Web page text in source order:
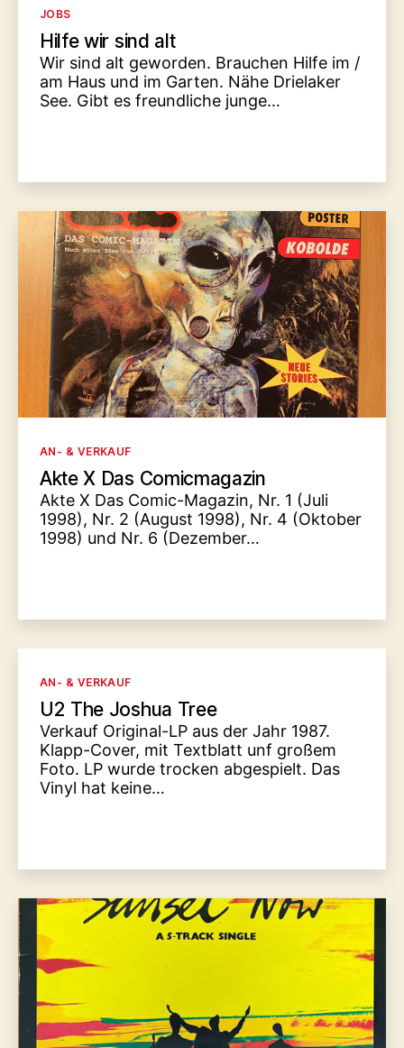
Kategorien
JOBS
Hilfe wir sind alt
Wir sind alt geworden. Brauchen Hilfe im /
am Haus und im Garten. Nähe Drielaker
See. Gibt es freundliche junge…
Kategorien
AN- & VERKAUF
Akte X Das Comicmagazin
Akte X Das Comic-Magazin, Nr. 1 (Juli
1998), Nr. 2 (August 1998), Nr. 4 (Oktober
1998) und Nr. 6 (Dezember…
Kategorien
AN- & VERKAUF
U2 The Joshua Tree
Verkauf Original-LP aus der Jahr 1987.
Klapp-Cover, mit Textblatt unf großem
Foto. LP wurde trocken abgespielt. Das
Vinyl hat keine…